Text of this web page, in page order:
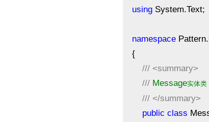
usingSystem.Text;
namespace
{
/// <summary>
///Message实体类
/// </summary>
public class